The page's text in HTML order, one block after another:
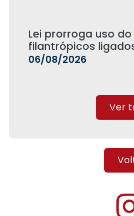
Lei prorroga uso
filantrópicos
06/08/2026
Ver